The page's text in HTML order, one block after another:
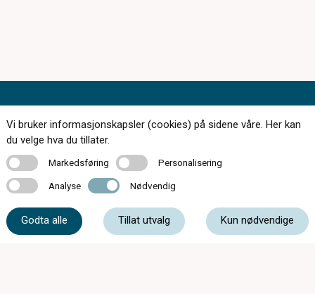
168 butikker over hele landet
Bestill synstest
Finn butikk
Tips og råd
Vi bruker informasjonskapsler (cookies) på sidene våre. Her kan
du velge hva du tillater.
MarkedsføringMarkedsføring PersonaliseringPersonalisering
Analyse Analyse Nødvendig Nødvendig
Godta alle Tillat utvalg Kun nødvendige